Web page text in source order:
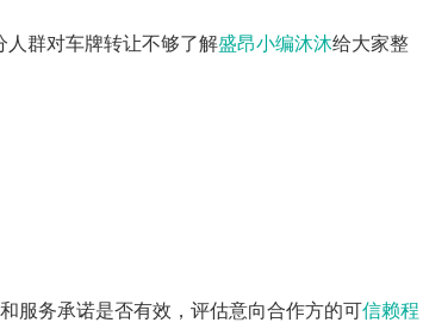
人群对车牌转让不够了解盛昂小编沐沐给大家整
服务承诺是否有效，评估意向合作方的可信赖程